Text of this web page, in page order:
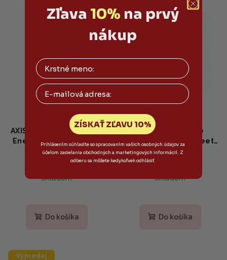
AXIS-Y - 61% Green Vital
Energy Complex Sheet
Mask - Upokojujúca
plátenná maska s 61%
27ml
2,50 €
Skladom
Do košíka
MISSHA - Mascure
Rescue Solution Sheet
Mask - Obnovujúca
plátenná maska s
ceramidom 28ml
2,15 €
Skladom
Do košíka
Výpredaj
Zľava 10% na prvý
nákup
Email
ZÍSKAŤ ZĽAVU 10%
Prihlásením súhlasíte so spracovaním vašich osobných údajov za
účelom zasielania obchodných a marketingových informácií. Z
odberu sa môžete kedykoľvek odhlásiť